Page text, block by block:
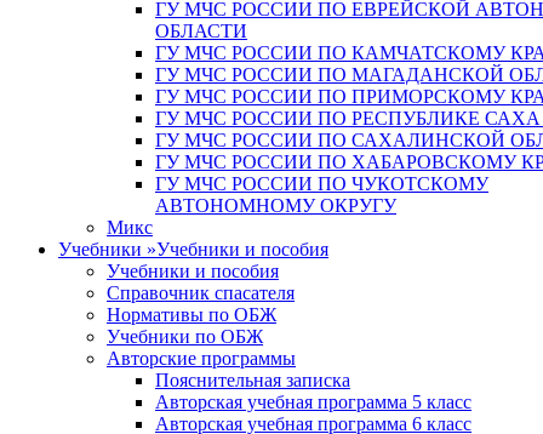
ГУ МЧС РОССИИ ПО ЕВРЕЙСКОЙ
ОБЛАСТИ
ГУ МЧС РОССИИ ПО КАМЧАТСКОМУ
ГУ МЧС РОССИИ ПО МАГАДАНСКОЙ
ГУ МЧС РОССИИ ПО ПРИМОРСКОМУ
ГУ МЧС РОССИИ ПО РЕСПУБЛИКЕ
ГУ МЧС РОССИИ ПО САХАЛИНСКОЙ
ГУ МЧС РОССИИ ПО ХАБАРОВСКОМУ
ГУ МЧС РОССИИ ПО ЧУКОТСКОМУ
АВТОНОМНОМУ ОКРУГУ
Микс
Учебники »Учебники и пособия
Учебники и пособия
Справочник спасателя
Нормативы по ОБЖ
Учебники по ОБЖ
Авторские программы
Пояснительная записка
Авторская учебная программа 5 класс
Авторская учебная программа 6 класс